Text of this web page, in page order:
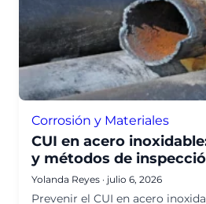
Corrosión y Materiales
CUI en acero
y métodos de
Yolanda Reyes · julio 6, 2026
Prevenir el CUI en acero